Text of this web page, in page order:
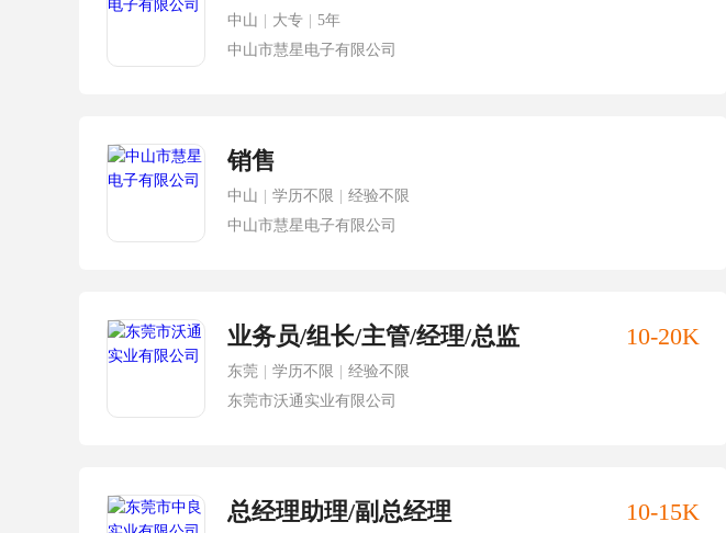
中山 大专
5年
中山市慧星电子有限公司
销售
中山 学历不限
经验不限
中山市慧星电子有限公司
业务员/组长/主管/经理/总监 10-20K
东莞 学历不限
经验不限
东莞市沃通实业有限公司
总经理助理/副总经理 10-15K